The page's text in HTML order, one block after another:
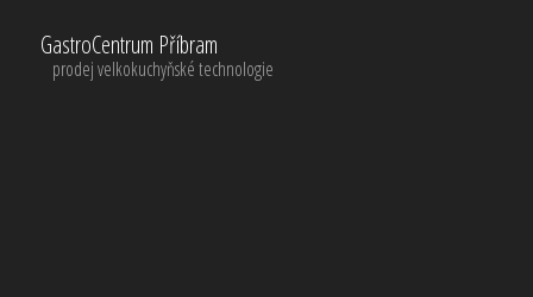
GastroCentrum Příbram
prodej velkokuchyňské technologie